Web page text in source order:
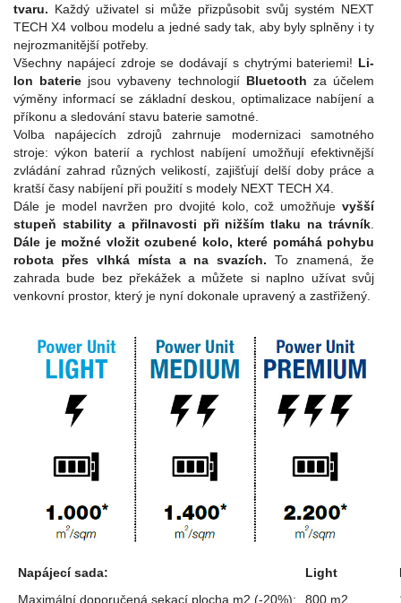
tvaru. Každý uživatel si může přizpůsobit svůj systém NEXT
TECH X4 volbou modelu a jedné sady tak, aby byly splněny i ty
nejrozmanitější potřeby.
Všechny napájecí zdroje se dodávají s chytrými bateriemi! Li-
lon baterie jsou vybaveny technologiíBluetooth za účelem
výměny informací se základní deskou, optimalizace nabíjení a
příkonu a sledování stavu baterie samotné.
Volba napájecích zdrojů zahrnuje modernizaci samotného
stroje: výkon baterií a rychlost nabíjení umožňují efektivnější
zvládání zahrad různých velikostí, zajišťují delší doby práce a
kratší časy nabíjení při použití s modely NEXT TECH X4.
Dále je model navržen pro dvojité kolo, což umožňuje vyšší
stupeň stability a přilnavosti při nižším tlaku na trávník.
Dále je možné vložit ozubené kolo, které pomáhá pohybu
robota přes vlhká místa a na svazích. To znamená, že
zahrada bude bez překážek a můžete si naplno užívat svůj
venkovní prostor, který je nyní dokonale upravený a zastřižený.
Napájecí sada: Light
Maximální doporučená sekací plocha m2 (-20%):
800 m2